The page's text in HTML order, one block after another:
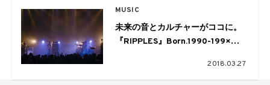
MUSIC
未来の音とカルチャーがココに。
『RIPPLES』Born.1990-199×か
2018.03.27